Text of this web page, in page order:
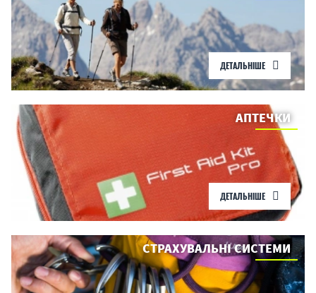
ДЕТАЛЬНІШЕ
АПТЕЧКИ
ДЕТАЛЬНІШЕ
СТРАХУВАЛЬНІ СИСТЕМИ